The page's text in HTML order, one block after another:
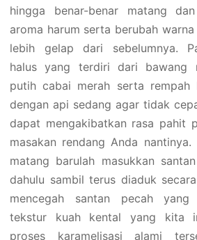
hingga benar-benar matang dan
aroma harum serta berubah
lebih gelap dari sebelumnya.
halus yang terdiri dari bawang
putih cabai merah serta rempah
dengan api sedang agar tidak
dapat mengakibatkan rasa pahit
masakan rendang Anda nantinya.
matang barulah masukkan
dahulu sambil terus diaduk
mencegah santan pecah yang
tekstur kuah kental yang kita
proses karamelisasi alami